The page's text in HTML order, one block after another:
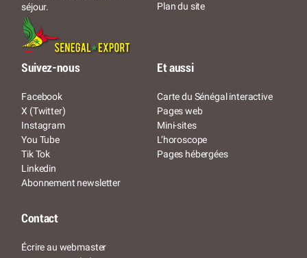
séjour.
Plan du site
Suivez-nous
Facebook
X (Twitter)
Instagram
You Tube
Tik Tok
Linkedin
Abonnement newsletter
Et aussi
Carte du Sénégal interactive
Pages web
Mini-sites
L’horoscope
Pages hébergées
Contact
Écrire au webmaster